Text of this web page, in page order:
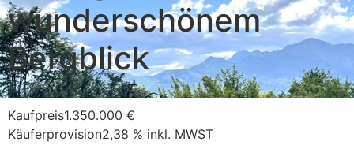
wunderschönem
Bergblick
Kaufpreis1.350.000 €
Käuferprovision2,38 % inkl. MWST